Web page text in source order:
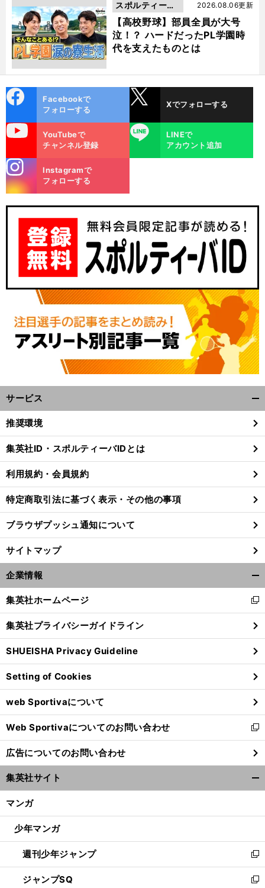
【高校野球】部員全員が大号
泣！？ ハードだったPL学園時
代を支えたものとは
2026.08.06更新
スポルティーバ
動画
ok
Facebookで
フォローする
Xでフォローする
YouTubeで
チャンネル登録
LINE
LINEで
アカウント追加
m
Instagramで
フォローする
サービス
閉
る
推奨環境
集英社ID・スポルティーバIDとは
利用規約・会員規約
特定商取引法に基づく表示・その他の事項
ブラウザプッシュ通知について
サイトマップ
企業情報
閉
る
集英社ホームページ
新
し
い
ウ
ィ
ン
ド
ウ
で
開
く
集英社プライバシーガイドライン
SHUEISHA Privacy Guideline
Setting of Cookies
web Sportivaについて
Web Sportivaについてのお問い合わせ
新
し
い
ウ
ィ
ン
ウ
開
く
広告についてのお問い合わせ
集英社サイト
マンガ
少年マンガ
週刊少年ジャンプ
新
し
い
ジャンプSQ
新